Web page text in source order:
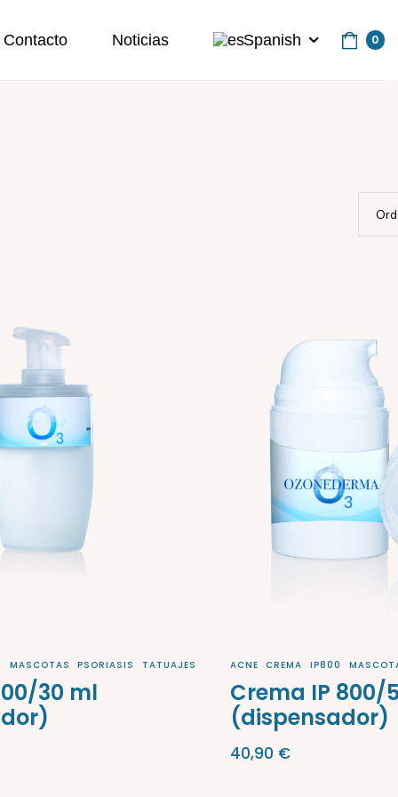
Contacto Noticias Spanish 0
MASCOTAS PSORIASIS TATUAJES
30 ml
ACNE CREMA IP800
Crema IP 800/
(dispensador)
40,90 €